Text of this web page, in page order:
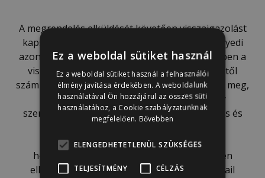
A megrendelés elküldését követően visszaigazolást
kapsz, amely tartalmazza az adott vásárlás egyedi
azonosítószámát, a rendelésszámot. Amennyiben a
visszaigazolás a megrendelésének elküldésétől
számított legkésőbb 48 órán belül nem érkezik meg,
úgy mentesülsz az ajánlati kötöttség vagy
szerződéses kötelezettség alól. A megrendelés és
annak visszaigazolása akkor minősül
megérkezettnek, amikor az számodra
hozzáférhetővé válik. Kérlek minden esetben
ellenőrizd rendelésed elküldése előtt az e-mail
Ez a weboldal sütiket használ
Ez a weboldal sütiket használ a felhasználói
élmény javítása érdekében. A weboldalunk
használatával Ön hozzájárul az összes süti
használatához, a Cookie szabályzatunknak
megfelelően. Bővebben
ELENGEDHETETLENÜL SZÜKSÉGES
TELJESÍTMÉNY CÉLZÁS